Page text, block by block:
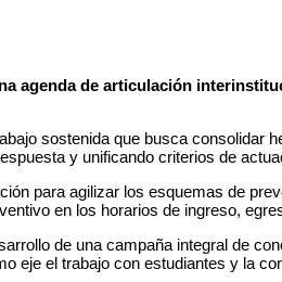
agenda de articulación
sostenida que busca
y unificando criterios de
para agilizar los esquemas de
en los horarios de ingreso,
de una campaña integral de
eje el trabajo con estudiantes y la